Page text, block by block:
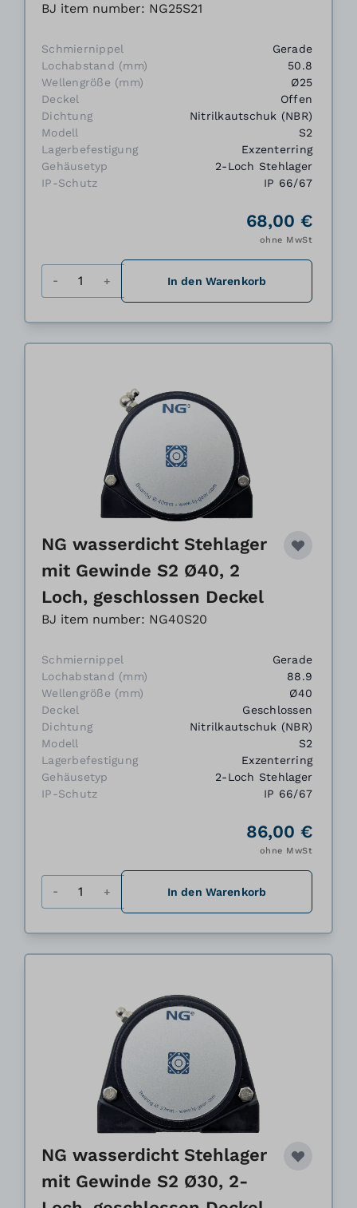
BJ item number: NG25S21
Schmiernippel
Gerade
Lochabstand (mm)
50.8
Wellengröße (mm)
Ø25
Deckel
Offen
Dichtung
Nitrilkautschuk (NBR)
Modell
S2
Lagerbefestigung
Exzenterring
Gehäusetyp
2-Loch Stehlager
IP-Schutz
IP 66/67
68,00 €
ohne MwSt
In den Warenkorb
NG wasserdicht Stehlager
mit Gewinde S2 Ø40, 2
Loch, geschlossen Deckel
BJ item number: NG40S20
Schmiernippel
Gerade
Lochabstand (mm)
88.9
Wellengröße (mm)
Ø40
Deckel
Geschlossen
Dichtung
Nitrilkautschuk (NBR)
Modell
S2
Lagerbefestigung
Exzenterring
Gehäusetyp
2-Loch Stehlager
IP-Schutz
IP 66/67
86,00 €
ohne MwSt
In den Warenkorb
NG wasserdicht Stehlager
mit Gewinde S2 Ø30, 2-